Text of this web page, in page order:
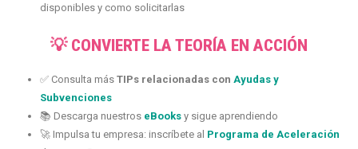
disponibles y como solicitarlas
💡 CONVIERTE LA TEORÍA EN ACCIÓN
✅ Consulta más TIPs relacionadas con Ayudas y
Subvenciones
📚 Descarga nuestros eBooks y sigue aprendiendo
🚀 Impulsa tu empresa: inscríbete al Programa de Aceleración